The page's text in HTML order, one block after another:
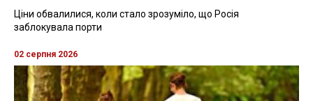
Ціни обвалилися, коли стало зрозуміло, що Росія
заблокувала порти
02 серпня 2026